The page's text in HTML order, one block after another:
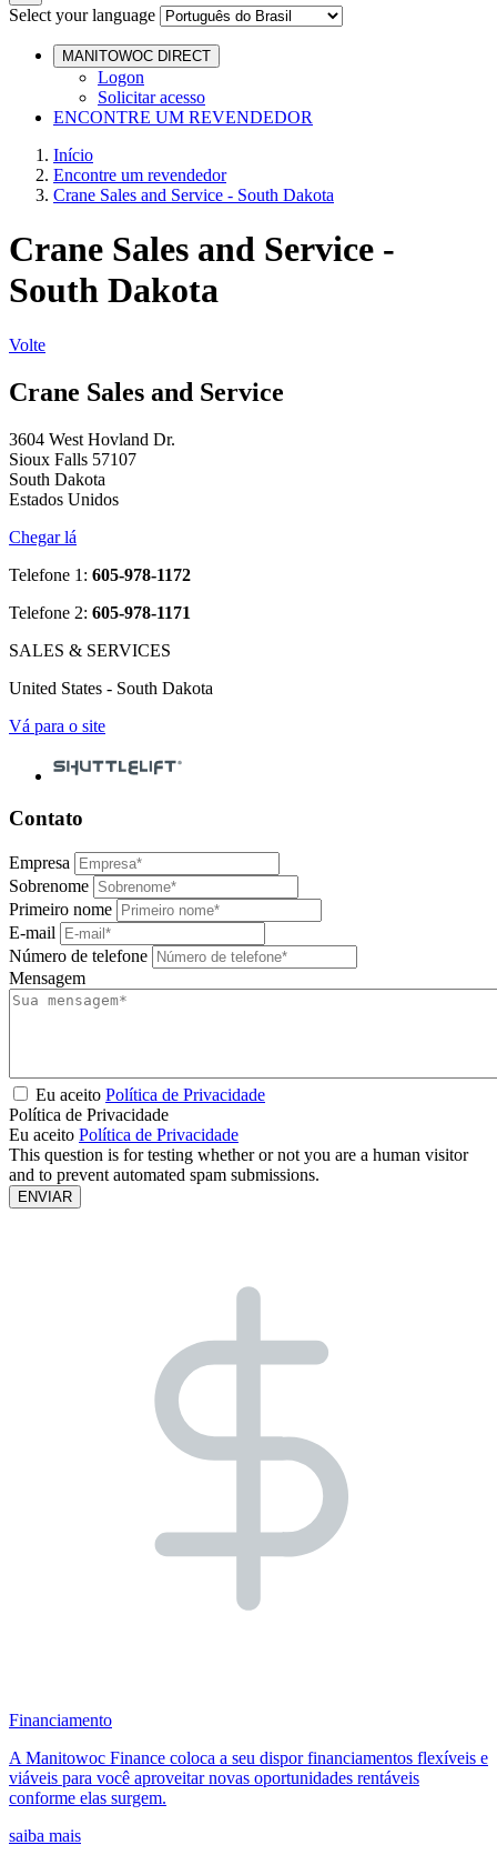
Select your language
MANITOWOC DIRECT
Logon
Solicitar acesso
ENCONTRE UM REVENDEDOR
Início
Encontre um revendedor
Crane Sales and Service - South Dakota
Crane Sales and Service -
South Dakota
Volte
Crane Sales and Service
3604 West Hovland Dr.
Sioux Falls 57107
South Dakota
Estados Unidos
Chegar lá
Telefone 1: 605-978-1172
Telefone 2: 605-978-1171
SALES & SERVICES
United States - South Dakota
Vá para o site
Contato
Empresa
Sobrenome
Primeiro nome
E-mail
Número de telefone
Mensagem
Eu aceito Política de Privacidade
Política de Privacidade
Eu aceito Política de Privacidade
This question is for testing whether or not you are a human visitor
and to prevent automated spam submissions.
Financiamento
A Manitowoc Finance coloca a seu dispor financiamentos flexíveis e
viáveis para você aproveitar novas oportunidades rentáveis
conforme elas surgem.
saiba mais